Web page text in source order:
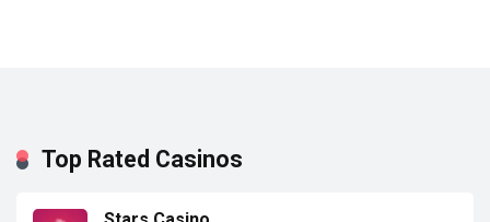
Top Rated Casinos